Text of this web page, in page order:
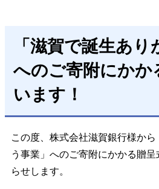
「滋賀で誕生あり
へのご寄附にかか
います！
この度、株式会社滋賀銀行様か
う事業」へのご寄附にかかる贈
らせします。